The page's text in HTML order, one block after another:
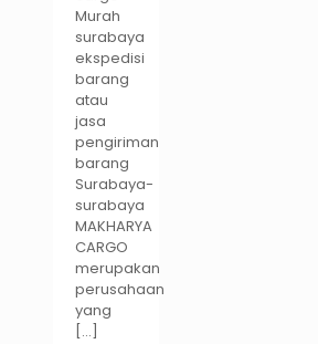
Murah
surabaya
ekspedisi
barang
atau
jasa
pengiriman
barang
Surabaya-
surabaya
MAKHARYA
CARGO
merupakan
perusahaan
yang
[…]